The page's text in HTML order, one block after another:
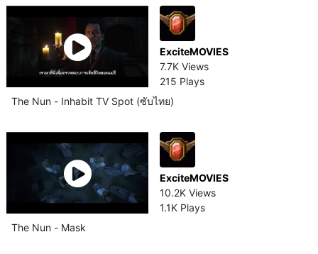
ExciteMOVIES
7.7K Views
215 Plays
The Nun - Inhabit TV Spot (ซับไทย)
ExciteMOVIES
10.2K Views
1.1K Plays
The Nun - Mask